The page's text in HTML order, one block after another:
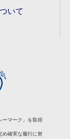
いて
ーマーク」を取得
め確実な履行に努